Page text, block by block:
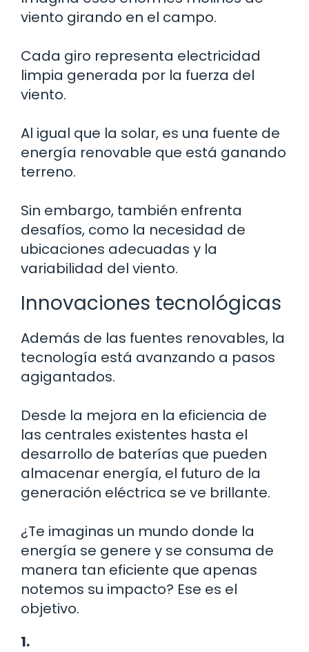
viento girando en el campo.
Cada giro representa electricidad
limpia generada por la fuerza del
viento.
Al igual que la solar, es una fuente de
energía renovable que está ganando
terreno.
Sin embargo, también enfrenta
desafíos, como la necesidad de
ubicaciones adecuadas y la
variabilidad del viento.
Innovaciones tecnológicas
Además de las fuentes renovables, la
tecnología está avanzando a pasos
agigantados.
Desde la mejora en la eficiencia de
las centrales existentes hasta el
desarrollo de baterías que pueden
almacenar energía, el futuro de la
generación eléctrica se ve brillante.
¿Te imaginas un mundo donde la
energía se genere y se consuma de
manera tan eficiente que apenas
notemos su impacto? Ese es el
objetivo.
1.